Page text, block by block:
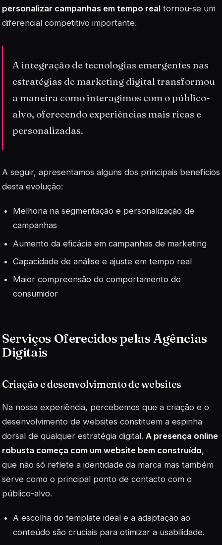
personalizar campanhas em tempo real tornou-se um
diferencial competitivo importante.
A integração de tecnologias emergentes nas
estratégias de marketing digital transformou
a maneira como interagimos com o público-
alvo, oferecendo experiências mais ricas e
personalizadas.
A seguir, apresentamos alguns dos principais benefícios
desta evolução:
Melhoria na segmentação e personalização de
campanhas
Aumento da eficácia em campanhas de marketing
Capacidade de análise e ajuste em tempo real
Maior compreensão do comportamento do
consumidor
Serviços Oferecidos pelas Agências
Digitais
Criação e desenvolvimento de websites
Na nossa experiência, percebemos que a criação e o
desenvolvimento de websites constituem a espinha
dorsal de qualquer estratégia digital. A presença online
robusta começa com um website bem construído,
que não só reflete a identidade da marca mas também
serve como o principal ponto de contacto com o
público-alvo.
A escolha dotemplate ideal e a adaptação ao
conteúdo são cruciais para otimizar a usabilidade.